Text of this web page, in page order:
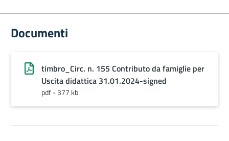
Documenti
timbro_Circ. n. 155 Contributo da famiglie per
Uscita didattica 31.01.2024-signed
pdf - 377 kb